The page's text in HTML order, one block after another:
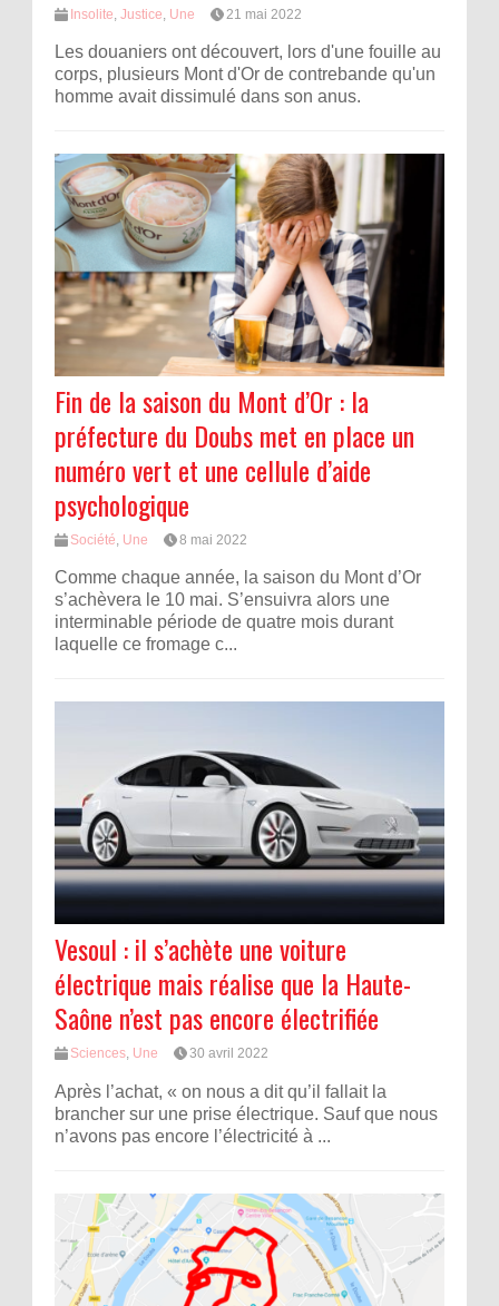
Insolite, Justice, Une 21 mai 2022
Les douaniers ont découvert, lors d'une fouille au
corps, plusieurs Mont d'Or de contrebande qu'un
homme avait dissimulé dans son anus.
Fin de la saison du Mont d’Or : la
préfecture du Doubs met en place un
numéro vert et une cellule d’aide
psychologique
Société, Une 8 mai 2022
Comme chaque année, la saison du Mont d’Or
s’achèvera le 10 mai. S’ensuivra alors une
interminable période de quatre mois durant
laquelle ce fromage c...
Vesoul : il s’achète une voiture
électrique mais réalise que la Haute-
Saône n’est pas encore électrifiée
Sciences, Une 30 avril 2022
Après l’achat, « on nous a dit qu’il fallait la
brancher sur une prise électrique. Sauf que nous
n’avons pas encore l’électricité à ...